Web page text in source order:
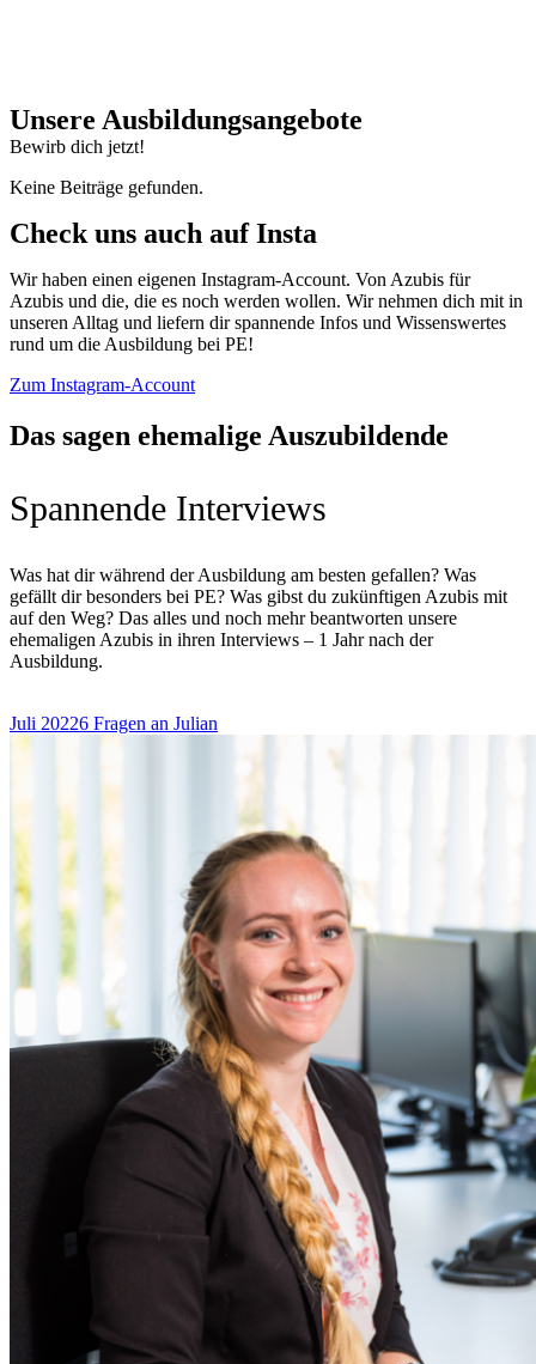
Unsere Ausbildungsangebote
Bewirb dich jetzt!
Keine Beiträge gefunden.
Check uns auch auf Insta
Wir haben einen eigenen Instagram-Account. Von Azubis für
Azubis und die, die es noch werden wollen. Wir nehmen dich mit in
unseren Alltag und liefern dir spannende Infos und Wissenswertes
rund um die Ausbildung bei PE!
Zum Instagram-Account
Das sagen ehemalige Auszubil­den­de
Spannende Interviews
Was hat dir während der Ausbildung am besten gefallen? Was
gefällt dir besonders bei PE? Was gibst du zukünftigen Azubis mit
auf den Weg? Das alles und noch mehr beantworten unsere
ehemaligen Azubis in ihren Interviews – 1 Jahr nach der
Ausbildung.
Juli 20226 Fragen an Julian